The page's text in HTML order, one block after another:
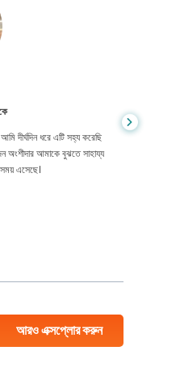
দীর্ঘদিন ধরে এটি সহ্য করেছি
আমাকে বুঝতে সাহায্য
এসেছে।
আরও এক্সপ্লোর করুন